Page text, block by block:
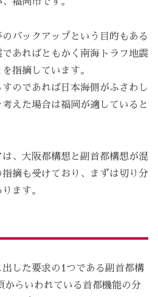
バックアップという目的もある
あればともかく南海トラフ地震
指摘しています。
のであれば日本海側がふさわし
えた場合は福岡が適していると
、大阪都構想と副首都構想が混
摘も受けており、まずは切り分
ます。
した要求の1つである副首都構
からいわれている首都機能の分